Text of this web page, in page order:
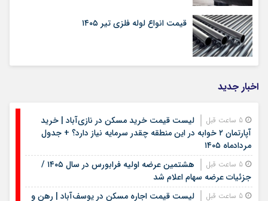
قیمت انواع لوله فلزی تیر ۱۴۰۵
اخبار جدید
لیست قیمت خرید مسکن در نازی‌آباد | خرید
آپارتمان ۲ خوابه در این منطقه چقدر سرمایه نیاز دارد؟ + جدول
مردادماه ۱۴۰۵
هشتمین عرضه اولیه فرابورس در سال ۱۴۰۵ /
جزئیات عرضه سهام اعلام شد
لیست قیمت اجاره مسکن در یوسف‌آباد | رهن و